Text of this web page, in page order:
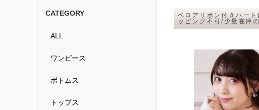
CATEGORY
ALL
ワンピース
ボトムス
トップス
ベロアリボン付きハー
ッピング不可/少量在庫